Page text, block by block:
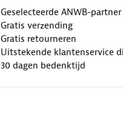
Geselecteerde ANWB-partner
Gratis verzending
Gratis retourneren
Uitstekende klantenservice
30 dagen bedenktijd